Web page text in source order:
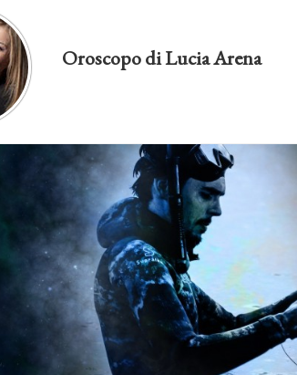
Oroscopo di Lucia Arena